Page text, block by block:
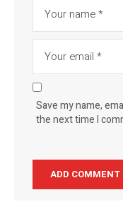
Save my name,
the next time I